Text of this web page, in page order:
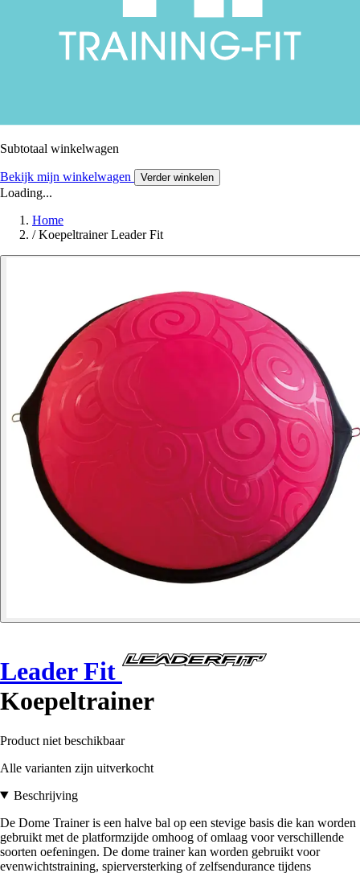
Subtotaal winkelwagen
Bekijk mijn winkelwagen Verder winkelen
Loading...
Home
/ Koepeltrainer Leader Fit
Leader Fit
Koepeltrainer
Product niet beschikbaar
Alle varianten zijn uitverkocht
Beschrijving
De Dome Trainer is een halve bal op een stevige basis die kan worden
gebruikt met de platformzijde omhoog of omlaag voor verschillende
soorten oefeningen. De dome trainer kan worden gebruikt voor
evenwichtstraining, spierversterking of zelfsendurance tijdens